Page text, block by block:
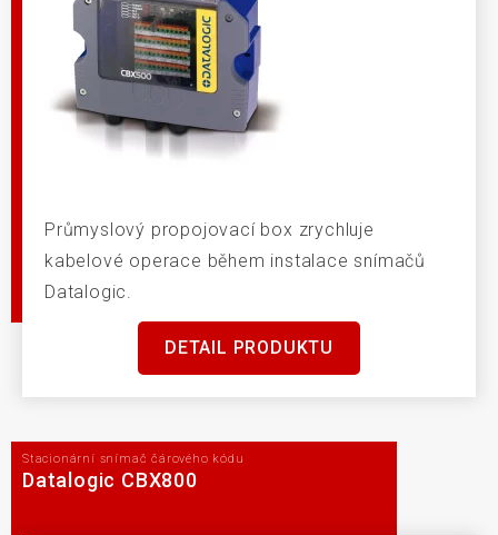
Průmyslový propojovací box zrychluje
kabelové operace během instalace snímačů
Datalogic.
DETAIL PRODUKTU
Stacionární snímač čárového kódu
Datalogic CBX800